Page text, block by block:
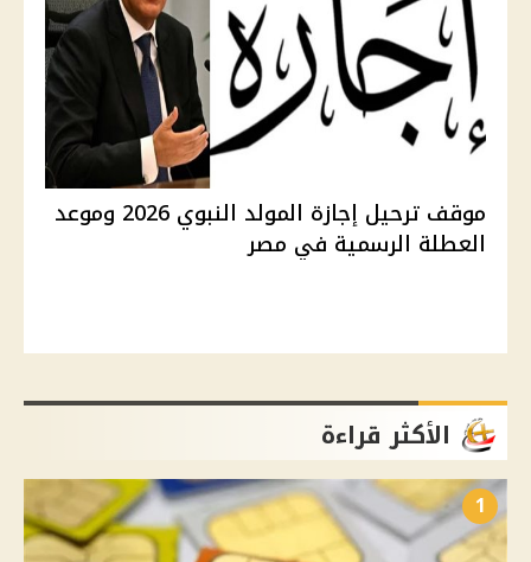
موقف ترحيل إجازة المولد النبوي 2026 وموعد
العطلة الرسمية في مصر
الأكثر قراءة
1